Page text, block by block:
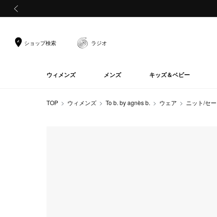
ショップ検索 ラジオ
ウィメンズ メンズ キッズ＆ベビー
TOP ウィメンズ To b. by agnès b. ウェア ニット/セ